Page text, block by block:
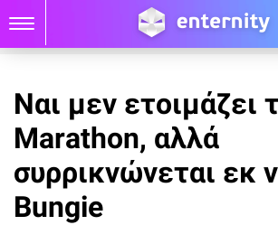
Ναι μεν ετοιμάζει
Marathon, αλλά
συρρικνώνεται εκ
Bungie